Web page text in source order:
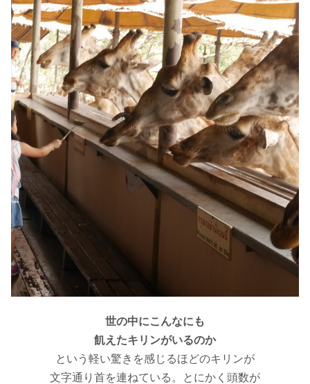
世の中にこんなにも
飢えたキリンがいるのか
という軽い驚きを感じるほどのキリンが
文字通り首を連ねている。とにかく頭数が